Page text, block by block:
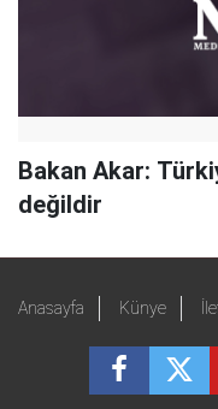
Bakan Akar:
değildir
Anasayfa Künye